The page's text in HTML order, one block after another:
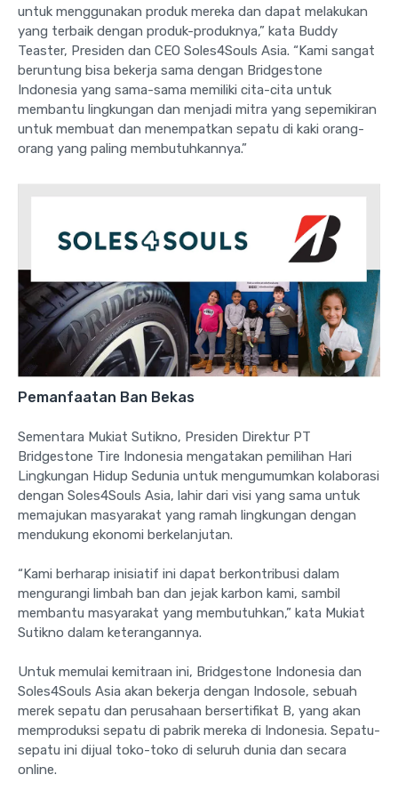
untuk menggunakan produk mereka dan dapat melakukan
yang terbaik dengan produk-produknya,” kata Buddy
Teaster, Presiden dan CEO Soles4Souls Asia. “Kami sangat
beruntung bisa bekerja sama dengan Bridgestone
Indonesia yang sama-sama memiliki cita-cita untuk
membantu lingkungan dan menjadi mitra yang sepemikiran
untuk membuat dan menempatkan sepatu di kaki orang-
orang yang paling membutuhkannya.”
Pemanfaatan Ban Bekas
Sementara Mukiat Sutikno, Presiden Direktur PT
Bridgestone Tire Indonesia mengatakan pemilihan Hari
Lingkungan Hidup Sedunia untuk mengumumkan kolaborasi
dengan Soles4Souls Asia, lahir dari visi yang sama untuk
memajukan masyarakat yang ramah lingkungan dengan
mendukung ekonomi berkelanjutan.
“Kami berharap inisiatif ini dapat berkontribusi dalam
mengurangi limbah ban dan jejak karbon kami, sambil
membantu masyarakat yang membutuhkan,” kata Mukiat
Sutikno dalam keterangannya.
Untuk memulai kemitraan ini, Bridgestone Indonesia dan
Soles4Souls Asia akan bekerja dengan Indosole, sebuah
merek sepatu dan perusahaan bersertifikat B, yang akan
memproduksi sepatu di pabrik mereka di Indonesia. Sepatu-
sepatu ini dijual toko-toko di seluruh dunia dan secara
online.